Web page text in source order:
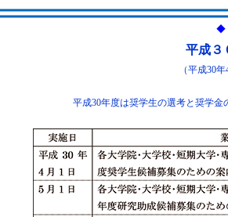
◆
平成
（平成30
平成30年度は奨学生の選考と奨学